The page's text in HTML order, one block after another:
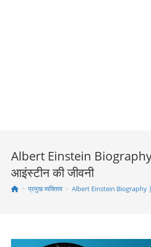
Albert Einstein
आइंस्टीन की जीवनी
> प्रमुख व्यक्तित्व > Albert Einstein Biography |